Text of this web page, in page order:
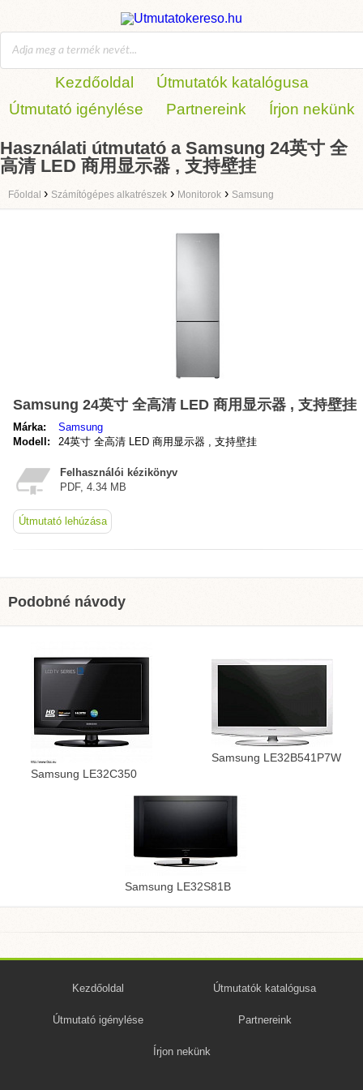
Kezdőoldal
Útmutatók katalógusa
Útmutató igénylése
Partnereink Írjon nekünk
Használati útmutató a Samsung 24英寸 全
高清 LED 商用显示器 , 支持壁挂
Főoldal › Számítógépes alkatrészek › Monitorok › Samsung
Samsung 24英寸 全高清 LED 商用显示器 , 支持壁挂
Márka:
Samsung
Modell:
24英寸 全高清 LED 商用显示器 , 支持壁挂
Felhasználói kézikönyv
PDF, 4.34 MB
Útmutató lehúzása
Podobné návody
Samsung LE32C350
Samsung LE32B541P7W
Samsung LE32S81B
Kezdőoldal Útmutatók katalógusa
Útmutató igénylése Partnereink
Írjon nekünk